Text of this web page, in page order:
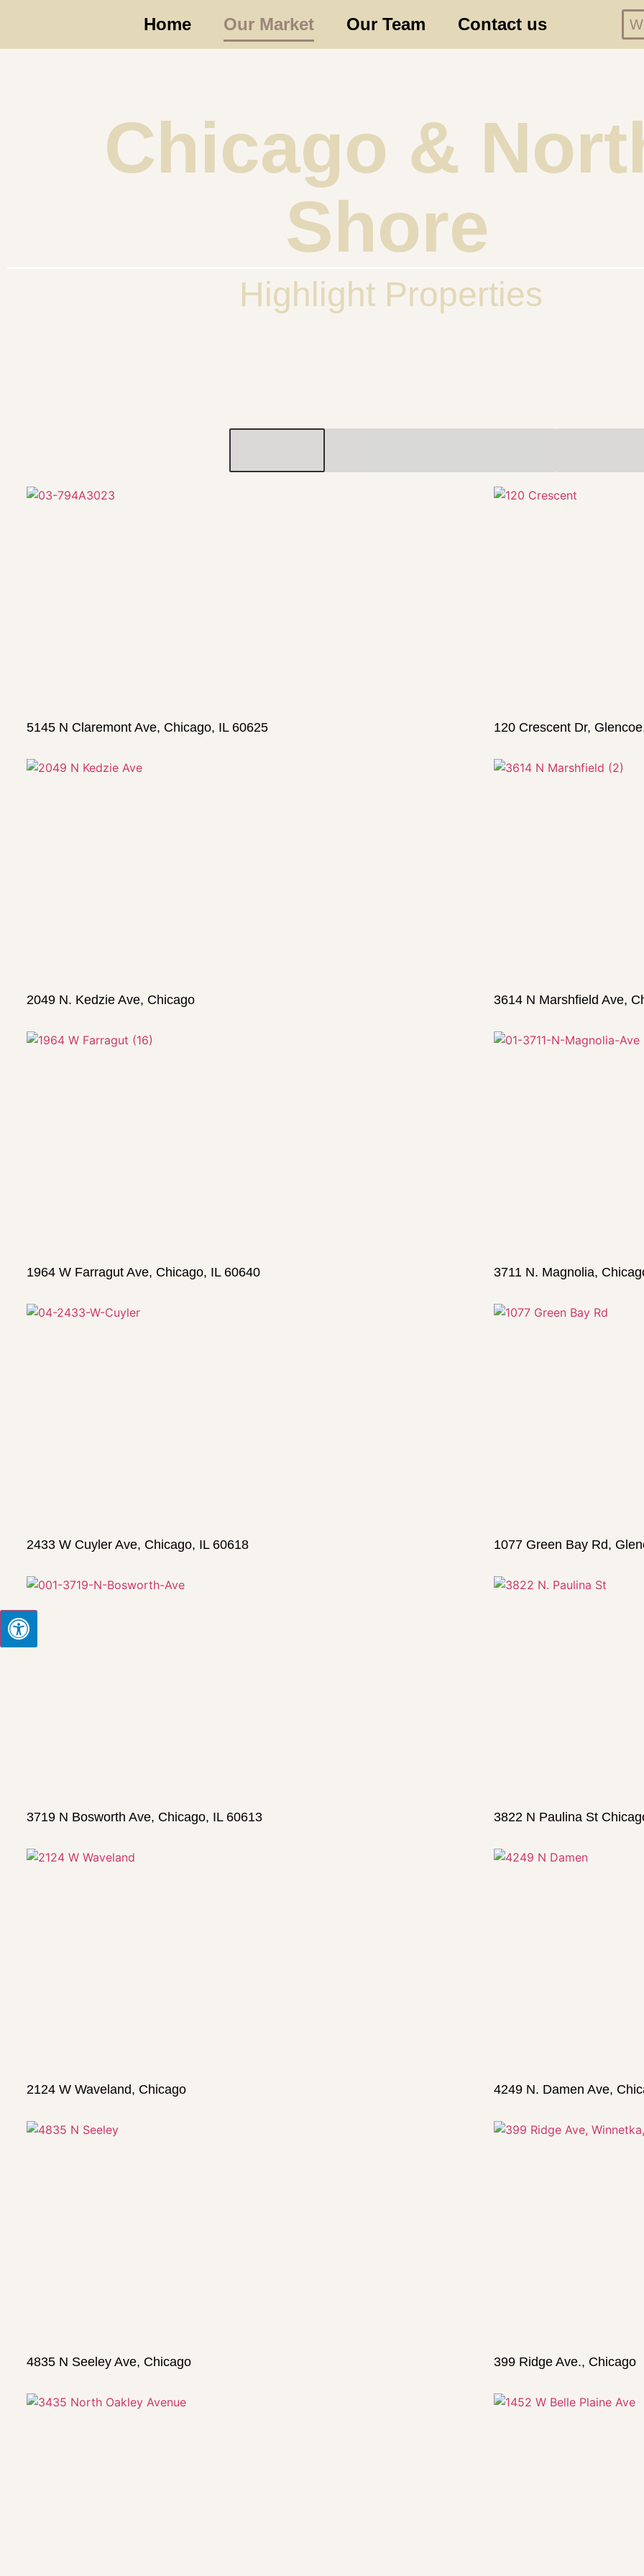
Home Our Market Our Team Contact us
Chicago &
Shore
Highlight Properties
5145 N Claremont Ave, Chicago, IL 60625 120 Crescent Dr,
2049 N. Kedzie Ave, Chicago 3614 N Marshfield Ave,
1964 W Farragut Ave, Chicago, IL 60640 3711 N. Magnolia,
2433 W Cuyler Ave, Chicago, IL 60618 1077 Green Bay Rd,
3719 N Bosworth Ave, Chicago, IL 60613 3822 N Paulina St
2124 W Waveland, Chicago 4249 N. Damen Ave,
4835 N Seeley Ave, Chicago 399 Ridge Ave., Chicago